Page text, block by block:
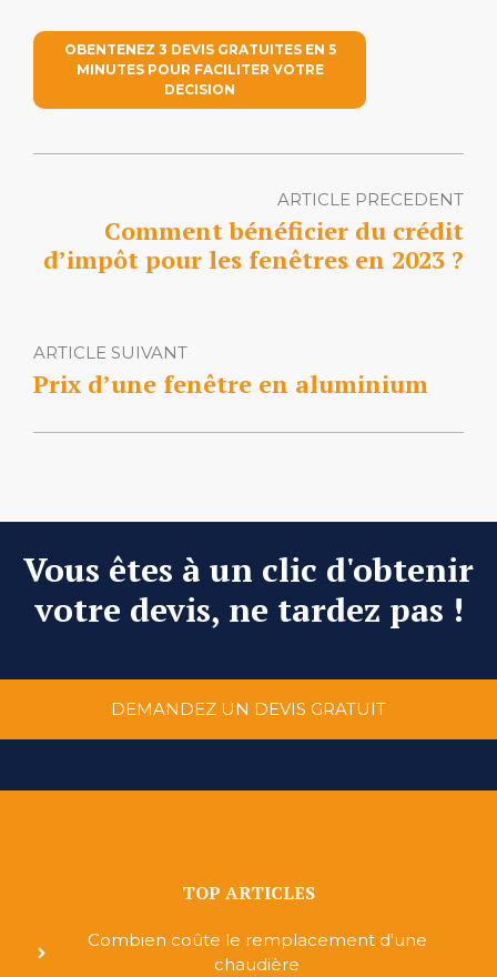
OBENTENEZ 3 DEVIS GRATUITES EN 5
MINUTES POUR FACILITER VOTRE
DECISION
ARTICLE PRECEDENT
Comment bénéficier du crédit
d’impôt pour les fenêtres en 2023 ?
ARTICLE SUIVANT
Prix d’une fenêtre en aluminium
Vous êtes à un clic d'obtenir
votre devis, ne tardez pas !
DEMANDEZ UN DEVIS GRATUIT
TOP ARTICLES
Combien coûte le remplacement d'une
chaudière